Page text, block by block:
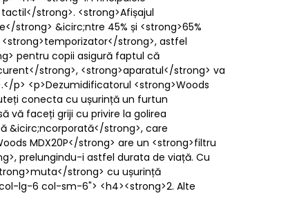
strong>. <strong>Afișajul
strong> &icirc;ntre 45% și <strong>65%
<strong>temporizator</strong>, astfel
pentru copii asigură faptul că
strong>, <strong>aparatul</strong> va
p> <p>Dezumidificatorul <strong>Woods
conecta cu ușurință un furtun
vă faceți griji cu privire la golirea
&icirc;ncorporată</strong>, care
MDX20P</strong> are un <strong>filtru
prelungindu-i astfel durata de viață. Cu
strong> cu ușurință
lg-6 col-sm-6"> <h4><strong>2. Alte